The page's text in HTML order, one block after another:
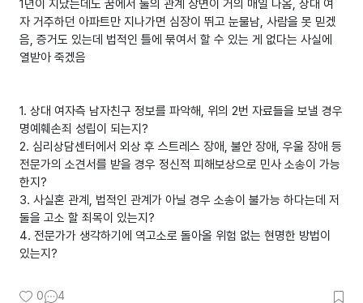
1년이 지났는데도 꿈에서 둘의 관계 장면이 거의 매일 나옴, 상대 여
자 거주하던 아파트만 지나가면 심장이 뛰고 눈물남, 사람을 못 믿겠
음, 증거도 있는데 법적인 틀에 묶여서 할 수 있는 게 없다는 사실에
열받아 죽겠음
1. 상대 여자측 남자친구 정보를 파악해, 위의 2번 자료들을 보낼 경우
명예훼손죄 성립이 되는지?
2. 심리상담센터에서 외상 후 스트레스 장애, 불안 장애, 우울 장애 등
전문가의 소견서를 받을 경우 정신적 피해보상으로 민사 소송이 가능
한지?
3. 사실혼 관계, 법적인 관계가 아닐 경우 소송이 불가능 하다는데 저
둘을 고소 할 죄목이 있는지?
4. 전문가가 생각하기에 역고소로 돌아올 위험 없는 현명한 방법이
0 4